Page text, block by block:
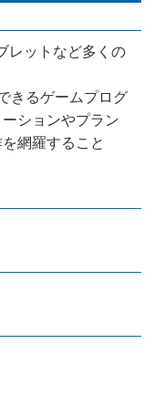
レットなど多くの
きるゲームプログ
ションやプラン
網羅すること